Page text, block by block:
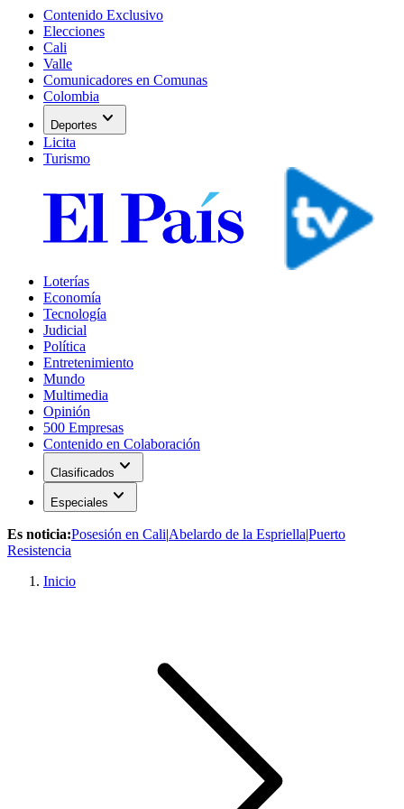
Contenido Exclusivo
Elecciones
Cali
Valle
Comunicadores en Comunas
Colombia
Deportes expand_more
Licita
Turismo
Loterías
Economía
Tecnología
Judicial
Política
Entretenimiento
Mundo
Multimedia
Opinión
500 Empresas
Contenido en Colaboración
Clasificados expand_more
Especiales expand_more
Es noticia:Posesión en Cali|Abelardo de la Espriella|Puerto
Resistencia
Inicio